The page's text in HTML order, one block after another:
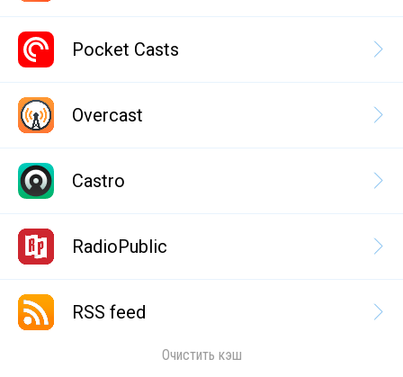
Pocket Casts
Overcast
Castro
RadioPublic
RSS feed
Очистить кэш